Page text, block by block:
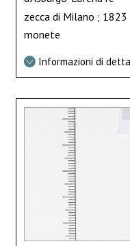
zecca di Milano ; 1823
monete
Informazioni di